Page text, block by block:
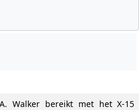
Walker bereikt met het X-15